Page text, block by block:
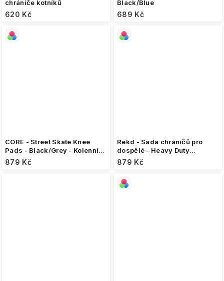
chrániče kotníků
620 Kč
Black/Blue
689 Kč
CORE - Street Skate Knee
Pads - Black/Grey - Kolenní
chrániče
879 Kč
Rekd - Sada chráničů pro
dospělé - Heavy Duty
Blue/Pink
879 Kč